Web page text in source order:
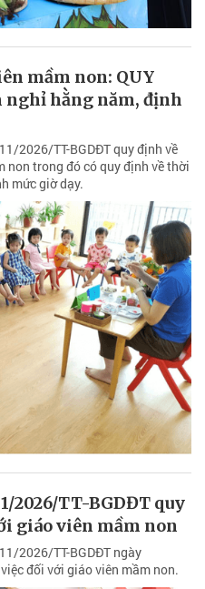
mầm non: QUY
hằng năm, định
2026/TT-BGDĐT quy định về
non trong đó có quy định về thời
mức giờ dạy.
2026/TT-BGDĐT quy
giáo viên mầm non
2026/TT-BGDĐT ngày
đối với giáo viên mầm non.